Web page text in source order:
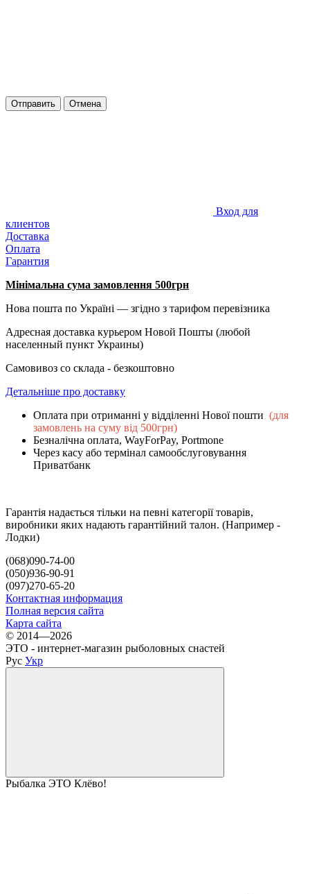
Отправить Отмена
Вход для
клиентов
Доставка
Оплата
Гарантия
Мінімальна сума замовлення 500грн
Нова пошта по Україні — згідно з тарифом перевізника
Адресная доставка курьером Новой Пошты (любой
населенный пункт Украины)
Самовивоз со склада - безкоштовно
Детальніше про доставку
Оплата при отриманні у відділенні Нової пошти (для
замовлень на суму від 500грн)
Безналічна оплата, WayForPay, Portmone
Через касу або термінал самообслуговування
Приватбанк
Гарантія надається тільки на певні категорії товарів,
виробники яких надають гарантійний талон. (Например -
Лодки)
(068)090-74-00
(050)936-90-91
(097)270-65-20
Контактная информация
Полная версия сайта
Карта сайта
© 2014—2026
ЭТО - интернет-магазин рыболовных снастей
Рус Укр
Рыбалка ЭТО Клёво!